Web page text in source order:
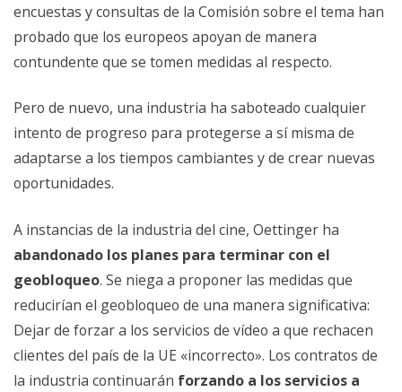
encuestas y consultas de la Comisión sobre el tema han
probado que los europeos apoyan de manera
contundente que se tomen medidas al respecto.
Pero de nuevo, una industria ha saboteado cualquier
intento de progreso para protegerse a sí misma de
adaptarse a los tiempos cambiantes y de crear nuevas
oportunidades.
A instancias de la industria del cine, Oettinger ha
abandonado los planes para terminar con el
geobloqueo. Se niega a proponer las medidas que
reducirían el geobloqueo de una manera significativa:
Dejar de forzar a los servicios de vídeo a que rechacen
clientes del país de la UE «incorrecto». Los contratos de
la industria continuarán forzando a los servicios a